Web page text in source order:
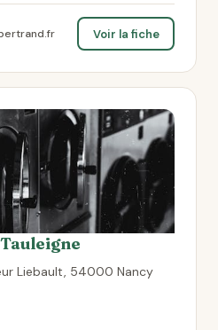
Voir la fiche
Liebault, 54000 Nancy